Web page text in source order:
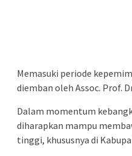
Memasuki periode
diemban oleh Assoc. Prof.
Dalam momentum
diharapkan mampu
tinggi, khususnya di